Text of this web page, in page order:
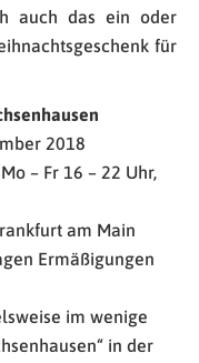
auch das ein oder
für
2018
– Fr 16 – 22 Uhr,
am Main
Ermäßigungen
im wenige
in der